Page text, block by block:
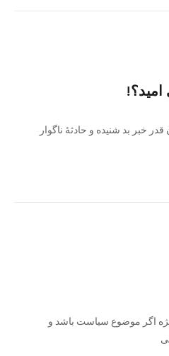
امید؟!
خبر بد شنیده و حادثهٔ ناگوار
اگر موضوع سیاست باشد و